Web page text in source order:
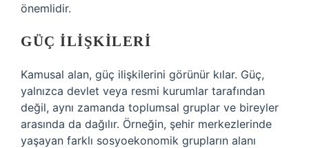
önemlidir.
GÜÇ İLIŞKILERI
Kamusal alan, güç ilişkilerini görünür kılar. Güç,
yalnızca devlet veya resmi kurumlar tarafından
değil, aynı zamanda toplumsal gruplar ve bireyler
arasında da dağılır. Örneğin, şehir merkezlerinde
yaşayan farklı sosyoekonomik grupların alanı